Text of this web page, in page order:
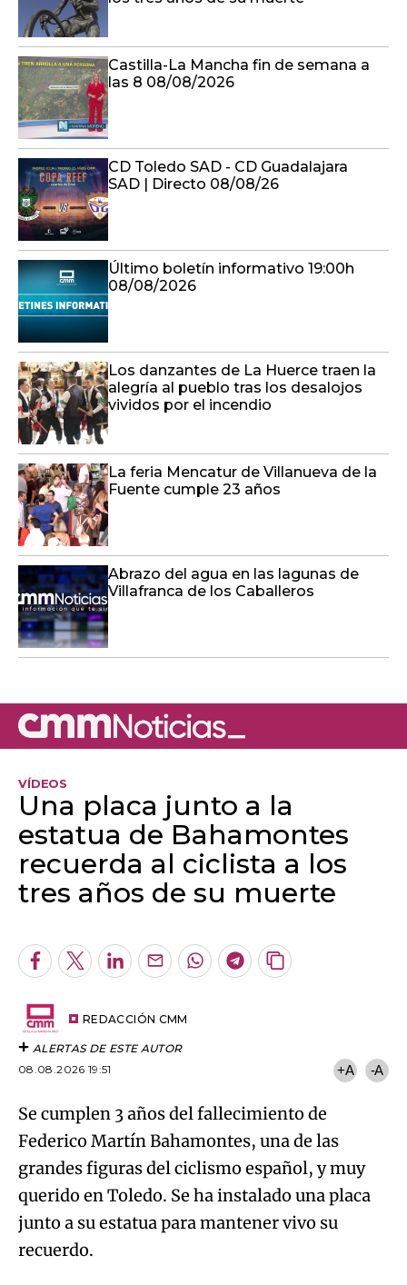
Castilla-La Mancha fin de semana a
las 8 08/08/2026
CD Toledo SAD - CD Guadalajara
SAD | Directo 08/08/26
Último boletín informativo 19:00h
08/08/2026
Los danzantes de La Huerce traen la
alegría al pueblo tras los desalojos
vividos por el incendio
La feria Mencatur de Villanueva de la
Fuente cumple 23 años
Abrazo del agua en las lagunas de
Villafranca de los Caballeros
VÍDEOS
Una placa junto a la
estatua de Bahamontes
recuerda al ciclista a los
tres años de su muerte
Algo salió mal.
Facebook
TwitterLinkedInEnviarWhatsapp
Telegram
Copiar
REDACCIÓN CMM
ALERTAS DE ESTE AUTOR
08.08.2026 19:51
+A -A
Se cumplen 3 años del fallecimiento de
Federico Martín Bahamontes, una de las
grandes figuras del ciclismo español, y muy
querido en Toledo. Se ha instalado una placa
junto a su estatua para mantener vivo su
recuerdo.